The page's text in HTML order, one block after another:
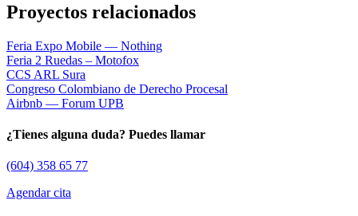
Proyectos relacionados
Feria Expo Mobile — Nothing
Feria 2 Ruedas – Motofox
CCS ARL Sura
Congreso Colombiano de Derecho Procesal
Airbnb — Forum UPB
¿Tienes alguna duda? Puedes llamar
(604) 358 65 77
Agendar cita